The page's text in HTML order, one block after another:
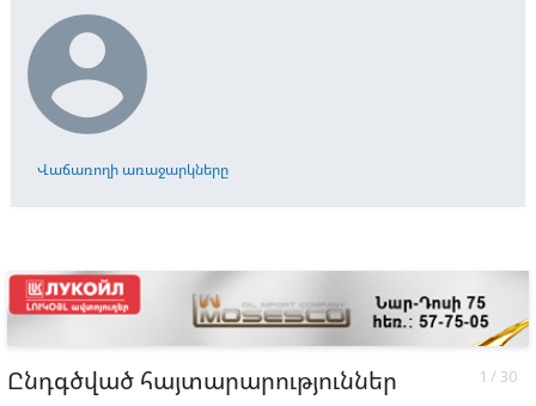

Վաճառողի առաջարկները
Ընդգծված հայտարարություններ